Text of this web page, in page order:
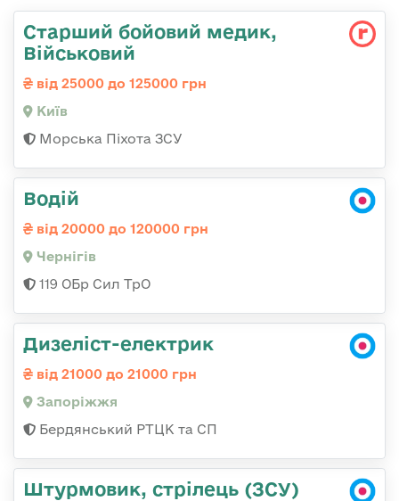
Старший бойовий медик,
Військовий
від 25000 до 125000 грн
Київ
Морська Піхота ЗСУ
Водій
від 20000 до 120000 грн
Чернігів
119 ОБр Сил ТрО
Дизеліст-електрик
від 21000 до 21000 грн
Запоріжжя
Бердянський РТЦК та СП
Штурмовик, стрілець (ЗСУ)